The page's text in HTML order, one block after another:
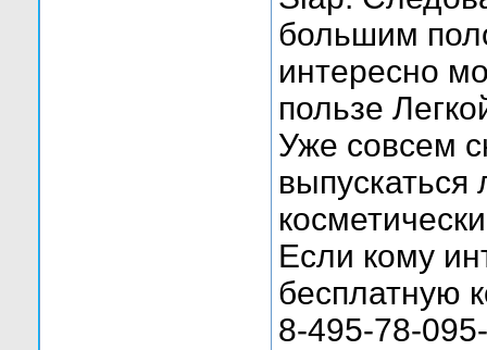
большим
интересно
пользе
Уже совсем
Если кому
бесплатную
8-495-78-